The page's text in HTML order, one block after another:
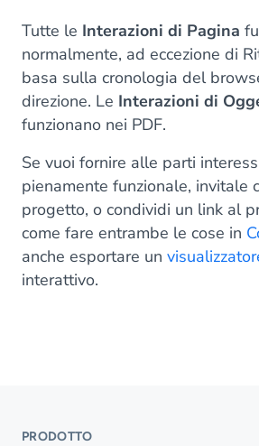
Tutte le Interazioni di Pagina
normalmente, ad eccezione di
basa sulla cronologia del
direzione. Le Interazioni di
funzionano nei PDF.
Se vuoi fornire alle parti
pienamente funzionale, invitale
progetto, o condividi un link al
come fare entrambe le cose in
anche esportare un
interattivo.
PRODOTTO